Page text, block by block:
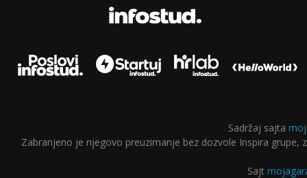
Sadržaj sajta
Zabranjeno je njegovo preuzimanje bez dozvole Inspira
Sajt